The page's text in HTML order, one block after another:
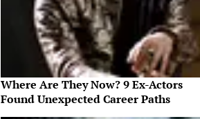
Where Are They Now? 9 Ex-Actors
Found Unexpected Career Paths